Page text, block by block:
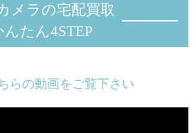
メラの宅配買取
んたん4STEP
らの動画をご覧下さい